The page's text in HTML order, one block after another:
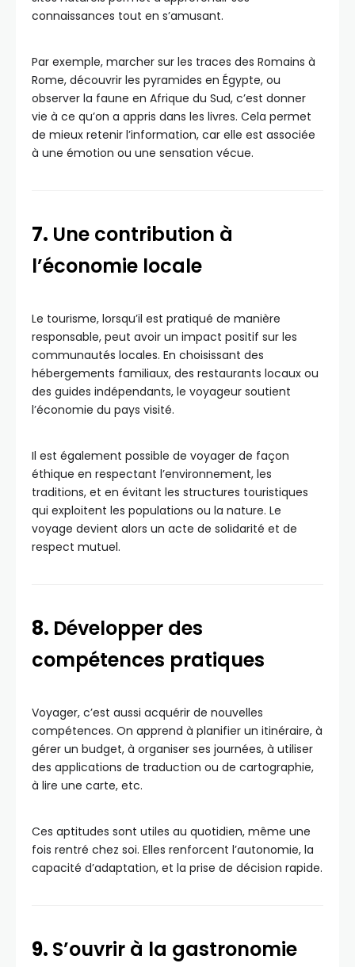
connaissances tout en s’amusant.
Par exemple, marcher sur les traces des Romains à
Rome, découvrir les pyramides en Égypte, ou
observer la faune en Afrique du Sud, c’est donner
vie à ce qu’on a appris dans les livres. Cela permet
de mieux retenir l’information, car elle est associée
à une émotion ou une sensation vécue.
7. Une contribution à
l’économie locale
Le tourisme, lorsqu’il est pratiqué de manière
responsable, peut avoir un impact positif sur les
communautés locales. En choisissant des
hébergements familiaux, des restaurants locaux ou
des guides indépendants, le voyageur soutient
l’économie du pays visité.
Il est également possible de voyager de façon
éthique en respectant l’environnement, les
traditions, et en évitant les structures touristiques
qui exploitent les populations ou la nature. Le
voyage devient alors un acte de solidarité et de
respect mutuel.
8. Développer des
compétences pratiques
Voyager, c’est aussi acquérir de nouvelles
compétences. On apprend à planifier un itinéraire, à
gérer un budget, à organiser ses journées, à utiliser
des applications de traduction ou de cartographie,
à lire une carte, etc.
Ces aptitudes sont utiles au quotidien, même une
fois rentré chez soi. Elles renforcent l’autonomie, la
capacité d’adaptation, et la prise de décision rapide.
9. S’ouvrir à la gastronomie